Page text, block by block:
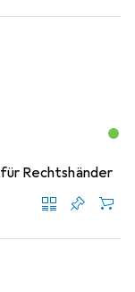
Rechtshänder